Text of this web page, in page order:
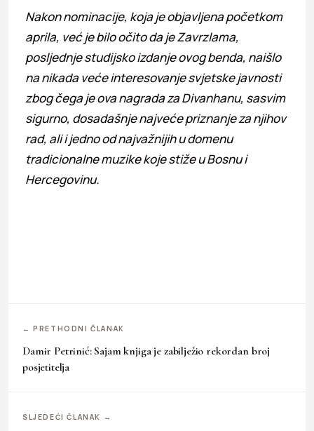
Nakon nominacije, koja je objavljena početkom
aprila, već je bilo očito da je Zavrzlama,
posljednje studijsko izdanje ovog benda, naišlo
na nikada veće interesovanje svjetske javnosti
zbog čega je ova nagrada za Divanhanu, sasvim
sigurno, dosadašnje najveće priznanje za njihov
rad, ali i jedno od najvažnijih u domenu
tradicionalne muzike koje stiže u Bosnu i
Hercegovinu.
← PRETHODNI ČLANAK
Damir Petrinić: Sajam knjiga je zabilježio rekordan broj
posjetitelja
SLJEDEĆI ČLANAK →